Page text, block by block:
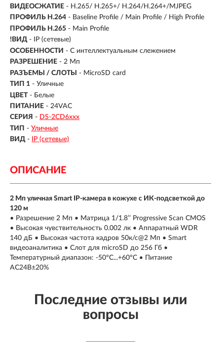
ВИДЕОСЖАТИЕ - H.265/ H.265+/ H.264/H.264+/MJPEG
ПРОФИЛЬ H.264 - Baseline Profile / Main Profile / High Profile
ПРОФИЛЬ H.265 - Main Profile
!ВИД - IP (сетевые)
ОСОБЕННОСТИ - С интеллектуальным слежением
РАЗРЕШЕНИЕ - 2 Мп
РАЗЪЕМЫ / СЛОТЫ
- MicroSD card
ТИП 1 - Уличные
ЦВЕТ - Белые
ПИТАНИЕ - 24VAC
СЕРИЯ - DS-2CD6ххх
ТИП - Уличные
ВИД - IP (сетевые)
ОПИСАНИЕ
2 Мп уличная Smart IP-камера в кожухе с ИК-подсветкой до
120 м
• Разрешение 2 Мп • Матрица 1/1.8’’ Progressive Scan CMOS
• Высокая чувствительность 0.002 лк • Аппаратный WDR
140 дБ • Высокая частота кадров 50к/с@2 Мп • Smart
видеоаналитика • Слот для microSD до 256 Гб •
Температурный диапазон: -50°C...+60°C • Питание
AC24В±20%
Последние отзывы или
вопросы